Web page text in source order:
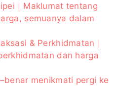
｜Maklumat tentang
semuanya dalam
& Perkhidmatan｜
dan harga
menikmati pergi ke